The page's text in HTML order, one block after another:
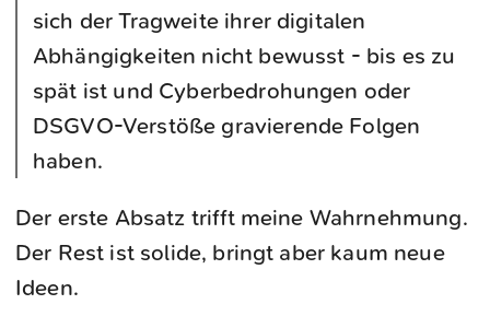
sich der Tragweite ihrer digitalen
Abhängigkeiten nicht bewusst - bis es zu
spät ist und Cyberbedrohungen oder
DSGVO-Verstöße gravierende Folgen
haben.
Der erste Absatz trifft meine Wahrnehmung.
Der Rest ist solide, bringt aber kaum neue
Ideen.